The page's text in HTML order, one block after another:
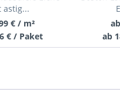
astig...
€ / m²
€ / Paket
ab